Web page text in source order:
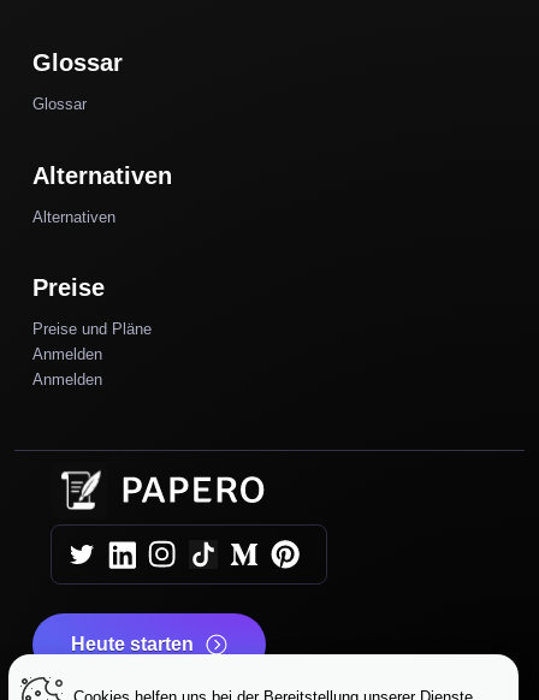
Glossar
Glossar
Alternativen
Alternativen
Preise
Preise und Pläne
Anmelden
Anmelden
Heute starten